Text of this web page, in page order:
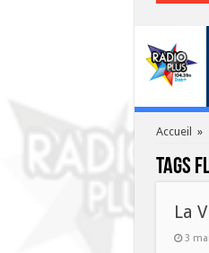
Accueil »
Tags
La
3